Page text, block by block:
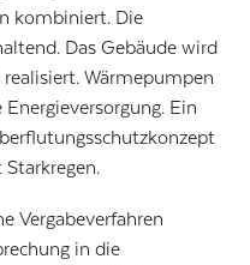
kombiniert. Die
Das Gebäude wird
Wärmepumpen
Ein
Vergabeverfahren
in die